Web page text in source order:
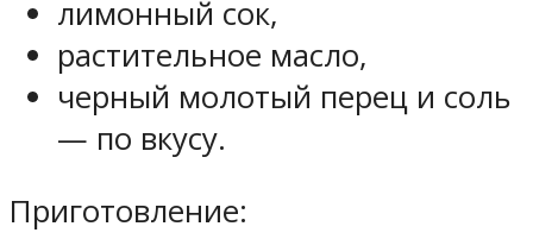
лимонный сок,
растительное масло,
черный молотый перец и соль
— по вкусу.
Приготовление: